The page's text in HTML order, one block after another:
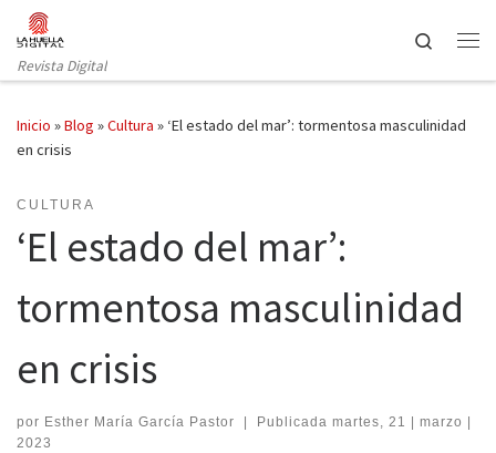
Saltar al contenido
Revista Digital
Search
Inicio »Blog »Cultura » ‘El estado del mar’: tormentosa masculinidad
en crisis
CULTURA
‘El estado del mar’:
tormentosa masculinidad
en crisis
por Esther María García Pastor | Publicada martes, 21 | marzo |
2023